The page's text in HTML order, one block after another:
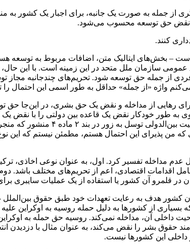
از جمله به صورت یک جانبه، برای اجبار یک کشور
نقض حق توسعه محسوب می‌شود.
متن مذکور در بند ۱ بر اساس تعریف عدم مداخله در اعلامیه روابط دوستانه ۱۹۷۰ است –
سازمان ملل متحد در این زمینه است. با این
از جمله حق توسعه شود. تحریم‌های چندجانبه مجاز
واژه «از جمله» حداقل به طور اسمی این احتمال
رهایی از مداخله و نقض یک حق بشری، در این‌جا حق
به طور خودکار نقض یک قاعده بین دولتی را با
مبتنی بر عمل و علمی است – این
مراجعه کنید). در حالی که من پذیرای این احتمال هستم، مطمئن
مداخله تفسیر کرد. اول، به عنوان نوعی اخاذی،
اقدامات اقتصادی، اعم از تحریم‌های مختلف باشد.
در قلمرو آن کشور یا استفاده از یک عملیات سایبری
کشور هدف به رعایت تعهدات خود طبق حقوق
از کشورها به دلیل حمله روسیه به اوکراین علیه
داخلی آن، مداخله نمی‌کند. روسیه حق حمله به
حقوق بشر را نقض می‌کند، به عنوان مثال با دزدیدن
داخلی این کشورها نیست.